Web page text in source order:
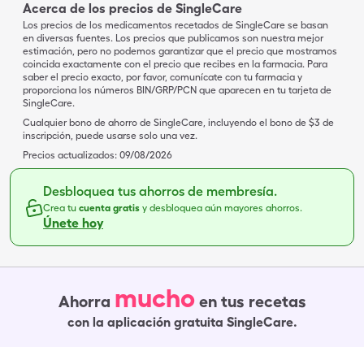
Acerca de los precios de SingleCare
Los precios de los medicamentos recetados de SingleCare se basan
en diversas fuentes. Los precios que publicamos son nuestra mejor
estimación, pero no podemos garantizar que el precio que mostramos
coincida exactamente con el precio que recibes en la farmacia. Para
saber el precio exacto, por favor, comunícate con tu farmacia y
proporciona los números BIN/GRP/PCN que aparecen en tu tarjeta de
SingleCare.
Cualquier bono de ahorro de SingleCare, incluyendo el bono de $3 de
inscripción, puede usarse solo una vez.
Precios actualizados: 09/08/2026
Desbloquea tus ahorros de membresía.
Crea tu cuenta gratis y desbloquea aún mayores ahorros.
Únete hoy
Ahorra mucho en tus recetas
con la aplicación gratuita SingleCare.